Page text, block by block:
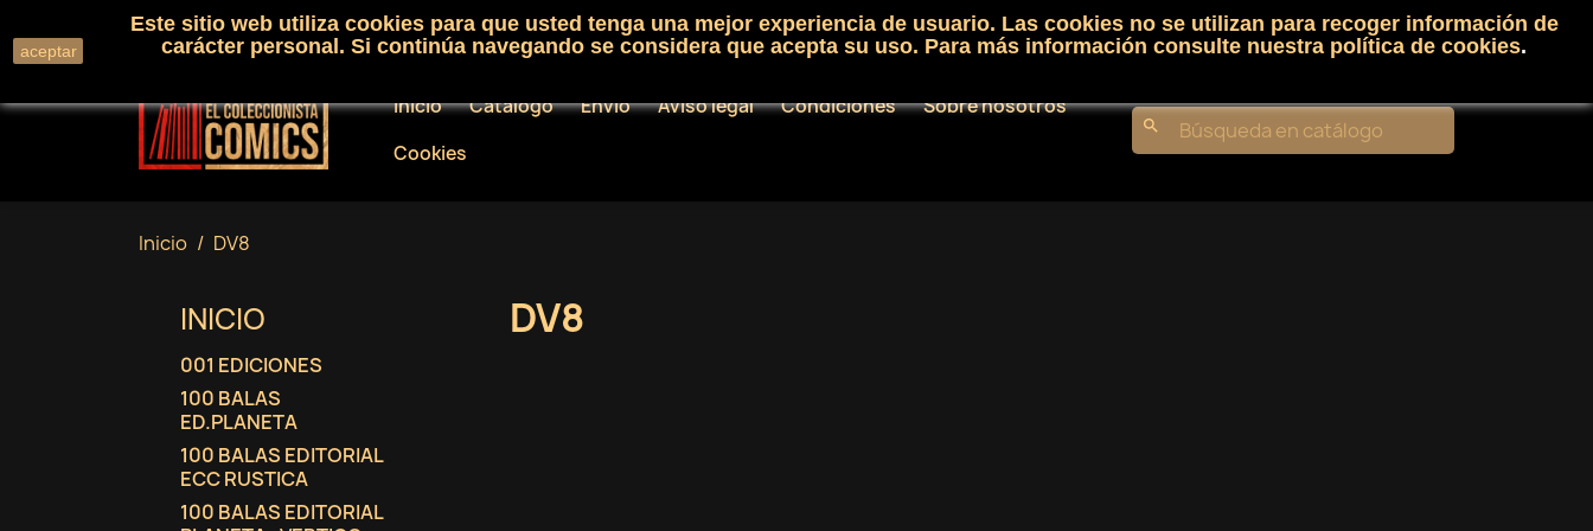
Llámenos:+34 91 530 01 33 Iniciar sesión shopping_cartCarrito(0)
Inicio Catálogo Envío Aviso legal Condiciones
Sobre nosotros
Cookies
search
Inicio DV8
INICIO
001 EDICIONES
100 BALAS
ED.PLANETA
100 BALAS EDITORIAL
ECC RUSTICA
100 BALAS EDITORIAL
DV8
aceptar
Este sitio web utiliza cookies para que usted tenga una mejor experiencia de usuario. Las cookies no se utilizan para recoger información de
carácter personal. Si continúa navegando se considera que acepta su uso. Para más información consulte nuestra política de cookies.